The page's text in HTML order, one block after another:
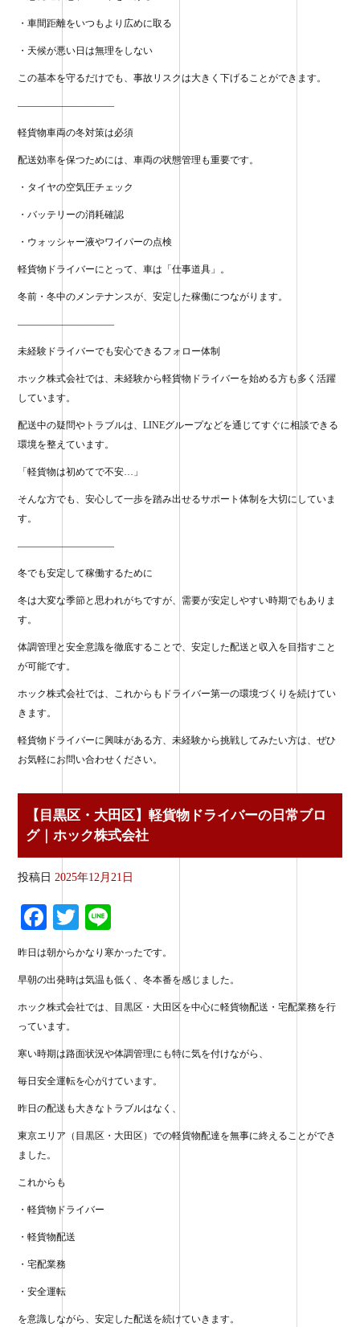
・車間距離をいつもより広めに取る
・天候が悪い日は無理をしない
この基本を守るだけでも、事故リスクは大きく下げることができます。
——————————
軽貨物車両の冬対策は必須
配送効率を保つためには、車両の状態管理も重要です。
・タイヤの空気圧チェック
・バッテリーの消耗確認
・ウォッシャー液やワイパーの点検
軽貨物ドライバーにとって、車は「仕事道具」。
冬前・冬中のメンテナンスが、安定した稼働につながります。
——————————
未経験ドライバーでも安心できるフォロー体制
ホック株式会社では、未経験から軽貨物ドライバーを始める方も多く活躍
しています。
配送中の疑問やトラブルは、LINEグループなどを通じてすぐに相談できる
環境を整えています。
「軽貨物は初めてで不安…」
そんな方でも、安心して一歩を踏み出せるサポート体制を大切にしていま
す。
——————————
冬でも安定して稼働するために
冬は大変な季節と思われがちですが、需要が安定しやすい時期でもありま
す。
体調管理と安全意識を徹底することで、安定した配送と収入を目指すこと
が可能です。
ホック株式会社では、これからもドライバー第一の環境づくりを続けてい
きます。
軽貨物ドライバーに興味がある方、未経験から挑戦してみたい方は、ぜひ
お気軽にお問い合わせください。
【目黒区・大田区】軽貨物ドライバーの日常ブロ
グ｜ホック株式会社
投稿日 2025年12月21日
Fa
ce
bo
ok
T
wi
tte
r
ne
昨日は朝からかなり寒かったです。
早朝の出発時は気温も低く、冬本番を感じました。
ホック株式会社では、目黒区・大田区を中心に軽貨物配送・宅配業務を行
っています。
寒い時期は路面状況や体調管理にも特に気を付けながら、
毎日安全運転を心がけています。
昨日の配送も大きなトラブルはなく、
東京エリア（目黒区・大田区）での軽貨物配達を無事に終えることができ
ました。
これからも
・軽貨物ドライバー
・軽貨物配送
・宅配業務
・安全運転
を意識しながら、安定した配送を続けていきます。